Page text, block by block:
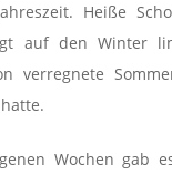
Heiße
auf den Winter
verregnete
Wochen gab